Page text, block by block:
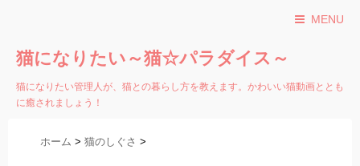
MENU
猫になりたい～猫☆パラダイス～
猫になりたい管理人が、猫との暮らし方を教えます。かわいい猫動画ととも
に癒されましょう！
ホーム > 猫のしぐさ >